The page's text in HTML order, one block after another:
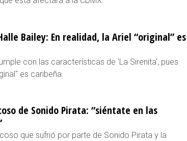
Bailey: En realidad, la Ariel “original” es
con las características de 'La Sirenita', pues
es caribeña.
de Sonido Pirata: “siéntate en las
que sufrió por parte de Sonido Pirata y la